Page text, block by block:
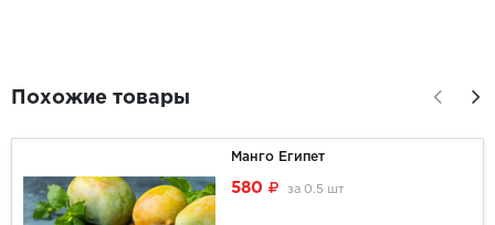
Похожие товары
Манго Египет
580 за 0.5 шт